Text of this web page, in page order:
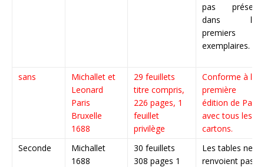
pas présent
dans les
premiers
exemplaires.
sans
Michallet et
Leonard
Paris
Bruxelle
1688
29 feuillets
titre compris,
226 pages, 1
feuillet
privilège
Conforme à la
première
édition de Paris
avec tous les
cartons.
Seconde
Michallet
1688
30 feuillets
308 pages 1
Les tables ne
renvoient pas